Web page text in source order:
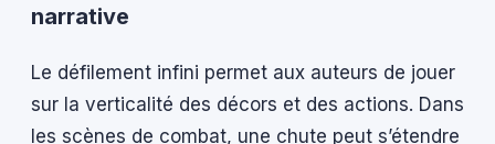
narrative
Le défilement infini permet aux auteurs de jouer
sur la verticalité des décors et des actions. Dans
les scènes de combat, une chute peut s’étendre